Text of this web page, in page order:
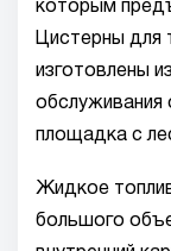
которым
Цистерны для
изготовлены
обслуживания
площадка с
Жидкое
большого